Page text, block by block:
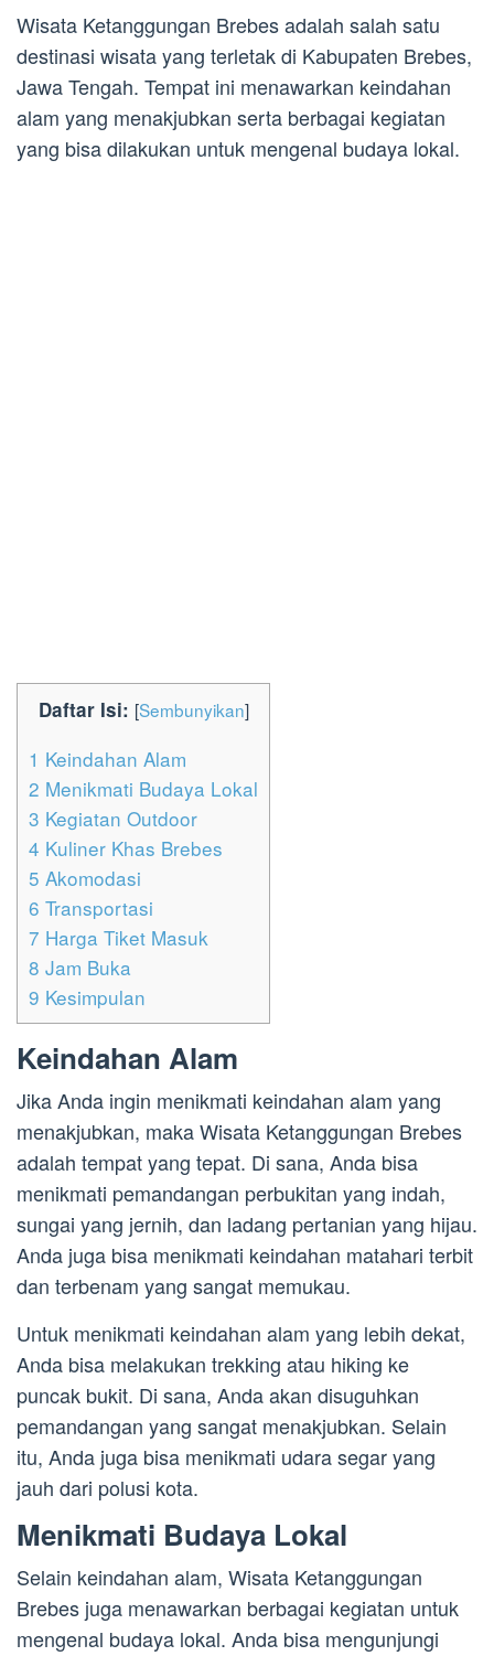
Wisata Ketanggungan Brebes adalah salah satu
destinasi wisata yang terletak di Kabupaten Brebes,
Jawa Tengah. Tempat ini menawarkan keindahan
alam yang menakjubkan serta berbagai kegiatan
yang bisa dilakukan untuk mengenal budaya lokal.
Daftar Isi: [Sembunyikan]
1 Keindahan Alam
2 Menikmati Budaya Lokal
3 Kegiatan Outdoor
4 Kuliner Khas Brebes
5 Akomodasi
6 Transportasi
7 Harga Tiket Masuk
8 Jam Buka
9 Kesimpulan
Keindahan Alam
Jika Anda ingin menikmati keindahan alam yang
menakjubkan, maka Wisata Ketanggungan Brebes
adalah tempat yang tepat. Di sana, Anda bisa
menikmati pemandangan perbukitan yang indah,
sungai yang jernih, dan ladang pertanian yang hijau.
Anda juga bisa menikmati keindahan matahari terbit
dan terbenam yang sangat memukau.
Untuk menikmati keindahan alam yang lebih dekat,
Anda bisa melakukan trekking atau hiking ke
puncak bukit. Di sana, Anda akan disuguhkan
pemandangan yang sangat menakjubkan. Selain
itu, Anda juga bisa menikmati udara segar yang
jauh dari polusi kota.
Menikmati Budaya Lokal
Selain keindahan alam, Wisata Ketanggungan
Brebes juga menawarkan berbagai kegiatan untuk
mengenal budaya lokal. Anda bisa mengunjungi